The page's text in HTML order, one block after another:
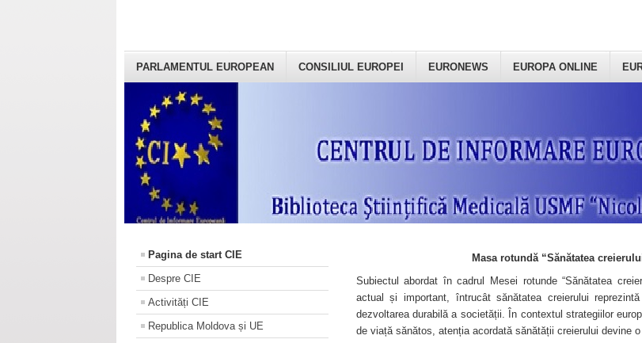
PARLAMENTUL EUROPEAN CONSILIUL EUROPEI EURONEWS EUROPA ONLINE
Pagina de start CIE
Despre CIE
Activități CIE
Republica Moldova și UE
Masa rotundă “Sănătatea
Subiectul abordat în cadrul Mesei rotunde “Sănătatea
actual și important, întrucât sănătatea creierului
dezvoltarea durabilă a societății. În contextul strategiilor
de viață sănătos, atenția acordată sănătății creierului devine